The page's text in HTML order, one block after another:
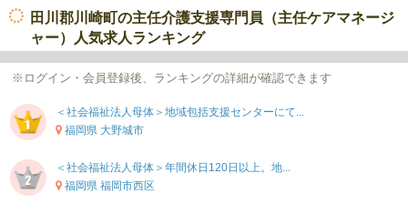
田川郡川崎町の主任介護支援専門員（主任ケアマネージ
ャー）人気求人ランキング
※ログイン・会員登録後、ランキングの詳細が確認できます
＜社会福祉法人母体＞地域包括支援センターにて...
福岡県 大野城市
＜社会福祉法人母体＞年間休日120日以上。地...
福岡県 福岡市西区